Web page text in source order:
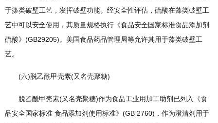
于藻类破壁工艺，发挥破壁功能。经安全性评估，硫酸在藻类破壁工
艺中可以安全使用，其质量规格执行《食品安全国家标准食品添加剂
硫酸》(GB29205)。美国食品药品管理局等允许其用于藻类破壁工
艺。
(六)脱乙酰甲壳素(又名壳聚糖)
脱乙酰甲壳素(又名壳聚糖)作为食品工业用加工助剂已列入《食
品安全国家标准 食品添加剂使用标准》(GB 2760)，作为澄清剂用于